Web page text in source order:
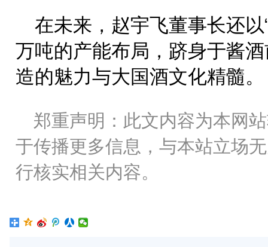
在未来，赵宇飞董事长还
万吨的产能布局，跻身于酱
造的魅力与大国酒文化精髓。
郑重声明：此文内容为本网
于传播更多信息，与本站立场
行核实相关内容。